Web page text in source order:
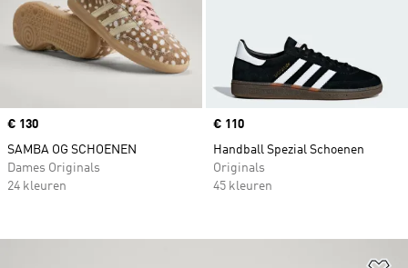
Price
€ 130
SAMBA OG SCHOENEN
Dames Originals
24 kleuren
Price
€ 110
Handball Spezial Schoenen
Originals
45 kleuren